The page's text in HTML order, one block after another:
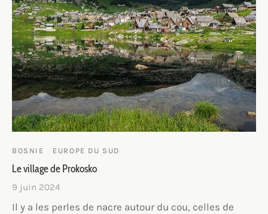
BOSNIE EUROPE DU SUD
Le village de Prokosko
9 juin 2024
Il y a les perles de nacre autour du cou, celles de